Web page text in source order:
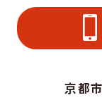
京都